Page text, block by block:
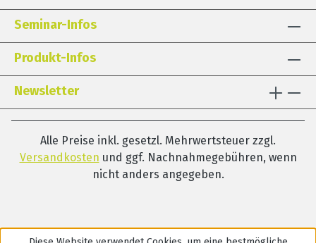
Seminar-Infos
Produkt-Infos
Newsletter
Alle Preise inkl. gesetzl. Mehrwertsteuer zzgl.
Versandkosten und ggf. Nachnahmegebühren, wenn
nicht anders angegeben.